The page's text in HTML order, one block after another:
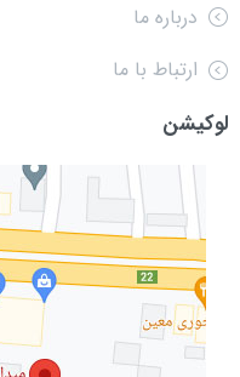
درباره ما
ارتباط با ما
لوکیشن